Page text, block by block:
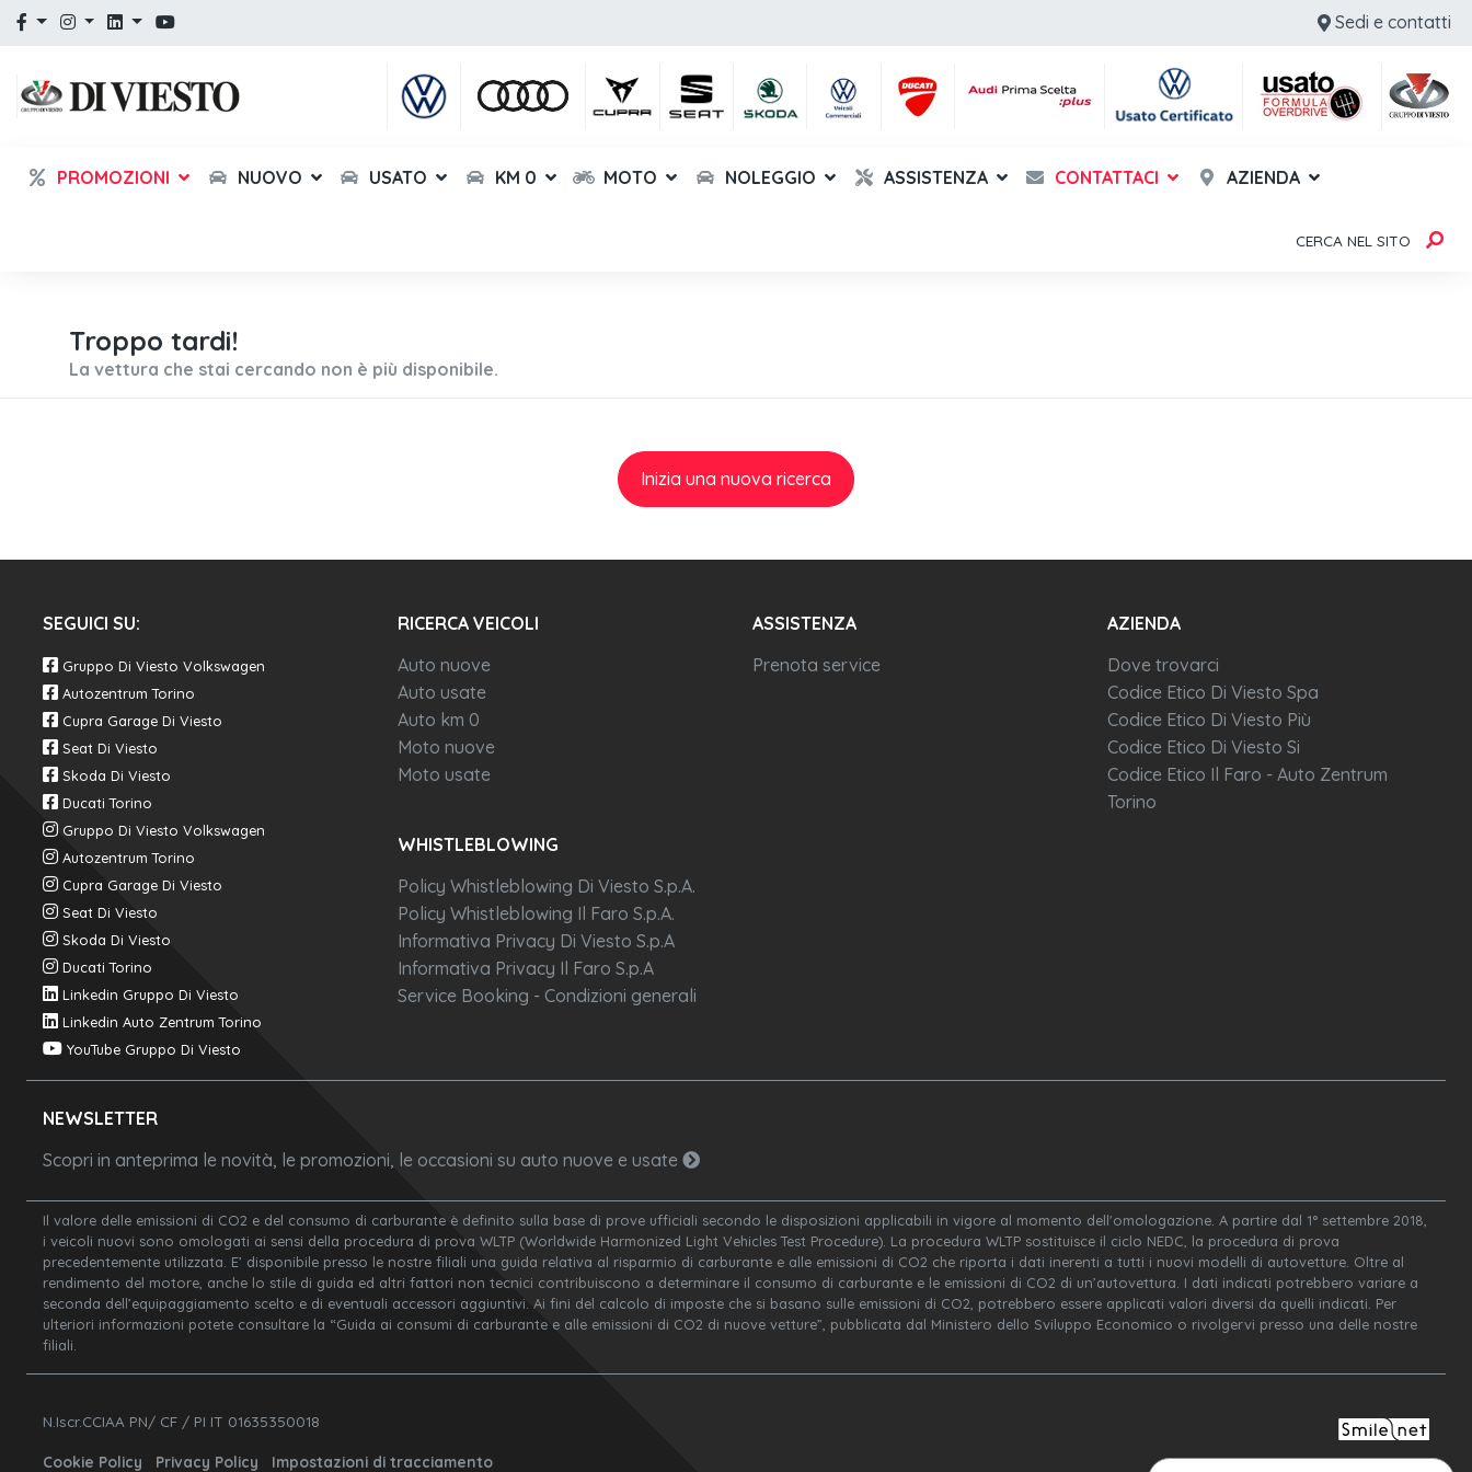
Sedi e contatti
PROMOZIONI NUOVO USATO KM 0 MOTO NOLEGGIO ASSISTENZA CONTATTACI AZIENDA
CERCA NEL SITO
Troppo tardi!
La vettura che stai cercando non è più disponibile.
Inizia una nuova ricerca
SEGUICI SU:
Gruppo Di Viesto Volkswagen
Autozentrum Torino
Cupra Garage Di Viesto
Seat Di Viesto
Skoda Di Viesto
Ducati Torino
Gruppo Di Viesto Volkswagen
Autozentrum Torino
Cupra Garage Di Viesto
Seat Di Viesto
Skoda Di Viesto
Ducati Torino
Linkedin Gruppo Di Viesto
Linkedin Auto Zentrum Torino
YouTube Gruppo Di Viesto
RICERCA VEICOLI
Auto nuove
Auto usate
Auto km 0
Moto nuove
Moto usate
ASSISTENZA
Prenota service
AZIENDA
Dove trovarci
Codice Etico Di Viesto Spa
Codice Etico Di Viesto Più
Codice Etico Di Viesto Si
Codice Etico Il Faro - Auto Zentrum
Torino
WHISTLEBLOWING
Policy Whistleblowing Di Viesto S.p.A.
Policy Whistleblowing Il Faro S.p.A.
Informativa Privacy Di Viesto S.p.A
Informativa Privacy Il Faro S.p.A
Service Booking - Condizioni generali
NEWSLETTER
Scopri in anteprima le novità, le promozioni, le occasioni su auto nuove e usate
Il valore delle emissioni di CO2 e del consumo di carburante è definito sulla base di prove ufficiali secondo le disposizioni applicabili in vigore al momento dell'omologazione. A partire dal 1° settembre 2018,
i veicoli nuovi sono omologati ai sensi della procedura di prova WLTP (Worldwide Harmonized Light Vehicles Test Procedure). La procedura WLTP sostituisce il ciclo NEDC, la procedura di prova
precedentemente utilizzata. E’ disponibile presso le nostre filiali una guida relativa al risparmio di carburante e alle emissioni di CO2 che riporta i dati inerenti a tutti i nuovi modelli di autovetture. Oltre al
rendimento del motore, anche lo stile di guida ed altri fattori non tecnici contribuiscono a determinare il consumo di carburante e le emissioni di CO2 di un’autovettura. I dati indicati potrebbero variare a
seconda dell’equipaggiamento scelto e di eventuali accessori aggiuntivi. Ai fini del calcolo di imposte che si basano sulle emissioni di CO2, potrebbero essere applicati valori diversi da quelli indicati. Per
ulteriori informazioni potete consultare la “Guida ai consumi di carburante e alle emissioni di CO2 di nuove vetture”, pubblicata dal Ministero dello Sviluppo Economico o rivolgervi presso una delle nostre
filiali.
N.Iscr.CCIAA PN/ CF / PI IT 01635350018
Cookie Policy Privacy Policy Impostazioni di tracciamento